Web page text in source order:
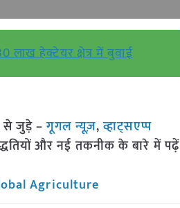
लाख हेक्टेयर क्षेत्र में बुवाई
से जुड़े –गूगल न्यूज़,व्हाट्सएप्प
और नई तकनीक के बारे में पढ़ें
Agriculture